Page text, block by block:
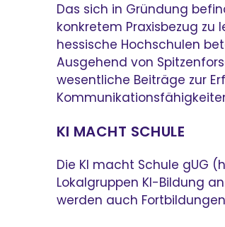
Das sich in Gründung
konkretem Praxisbezug
hessische Hochschulen
Ausgehend von
wesentliche Beiträge zur
KI MACHT SCHULE
Die KI macht Schule gUG
Lokalgruppen KI-Bildung
werden auch